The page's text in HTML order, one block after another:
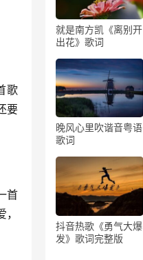
歌
要
首
就是南方凯《离别开
出花》歌词
晚风心里吹谐音粤语
歌词
抖音热歌《勇气大爆
发》歌词完整版